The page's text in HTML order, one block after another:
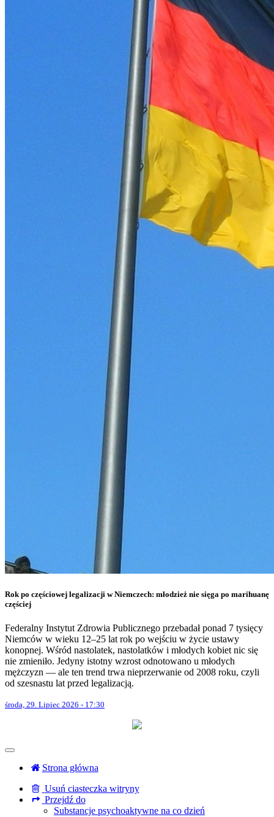
Rok po częściowej legalizacji w Niemczech: młodzież nie sięga po marihuanę
częściej
Federalny Instytut Zdrowia Publicznego przebadał ponad 7 tysięcy
Niemców w wieku 12–25 lat rok po wejściu w życie ustawy
konopnej. Wśród nastolatek, nastolatków i młodych kobiet nic się
nie zmieniło. Jedyny istotny wzrost odnotowano u młodych
mężczyzn — ale ten trend trwa nieprzerwanie od 2008 roku, czyli
od szesnastu lat przed legalizacją.
środa, 29. Lipiec 2026 - 17:30
Strona główna
Usuń ciasteczka witryny
Przejdź do
Substancje psychoaktywne na co dzień